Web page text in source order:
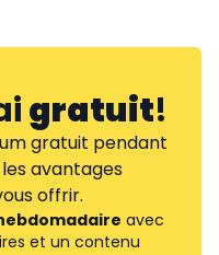
gratuit!
gratuit pendant
avantages
offrir.
avec
et un contenu